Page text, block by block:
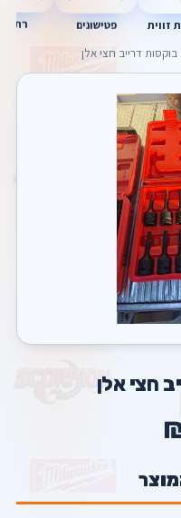
זווית פטישונים
דרייב חצי אלן
חצי אלן